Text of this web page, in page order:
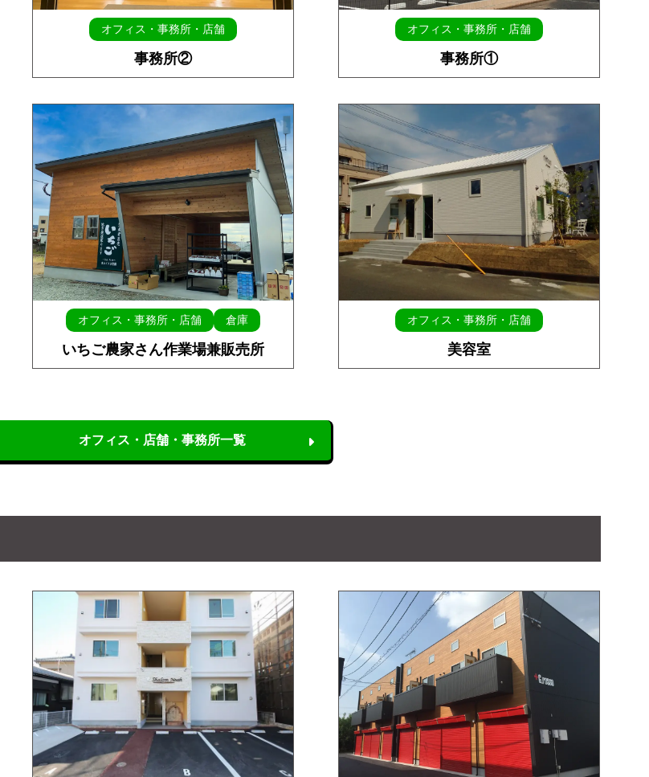
オフィス・事務所・店舗
事務所②
オフィス・事務所・店舗
事務所①
オフィス・事務所・店舗 倉庫
いちご農家さん作業場兼販売所
オフィス・事務所・店舗
美容室
オフィス・店舗・事務所一覧